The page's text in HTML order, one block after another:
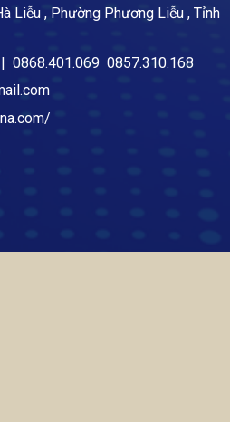
Liễu , Phường Phương Liễu , Tỉnh
| 0868.401.069 0857.310.168